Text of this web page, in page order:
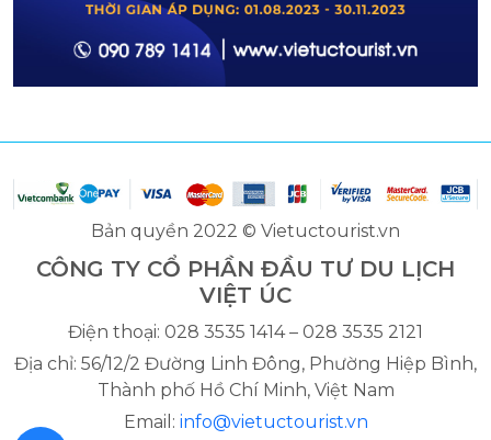
Bản quyền 2022 © Vietuctourist.vn
CÔNG TY CỔ PHẦN ĐẦU TƯ DU LỊCH
VIỆT ÚC
Điện thoại: 028 3535 1414 – 028 3535 2121
Địa chỉ: 56/12/2 Đường Linh Đông, Phường Hiệp Bình,
Thành phố Hồ Chí Minh, Việt Nam
Email: info@vietuctourist.vn